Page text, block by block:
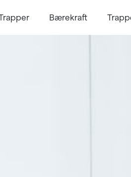
Bærekraft